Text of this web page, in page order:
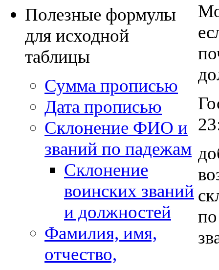
Полезные формулы
для исходной
таблицы
Сумма прописью
Дата прописью
Склонение ФИО и
званий по падежам
Склонение
воинских званий
и должностей
Фамилия, имя,
отчество,